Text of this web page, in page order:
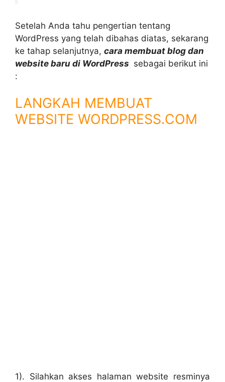
Setelah Anda tahu pengertian tentang
WordPress yang telah dibahas diatas, sekarang
ke tahap selanjutnya, cara membuat blog dan
website baru di WordPress sebagai berikut ini
:
LANGKAH MEMBUAT
WEBSITE WORDPRESS.COM
1). Silahkan akses halaman website resminya